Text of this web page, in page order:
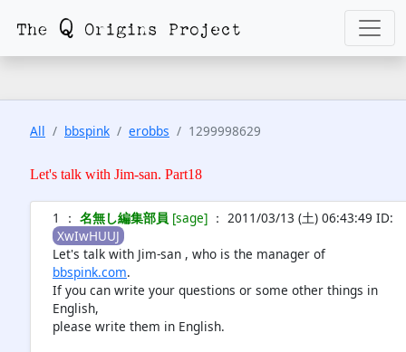
All bbspink erobbs 1299998629
Let's talk with Jim-san. Part18
1 ： 名無し編集部員 [sage] ： 2011/03/13 (土) 06:43:49 ID:
XwIwHUUJ
Let's talk with Jim-san , who is the manager of
bbspink.com.
If you can write your questions or some other things in
English,
please write them in English.